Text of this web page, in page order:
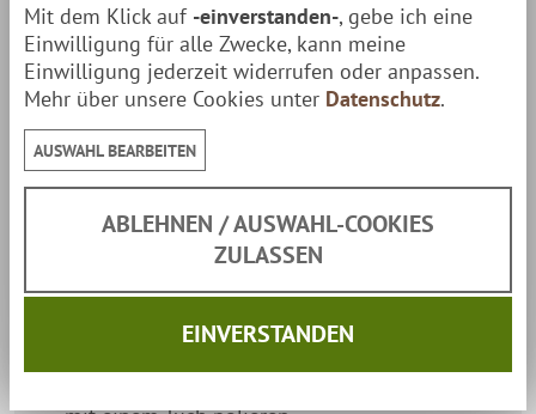
jahrhundertealtes nordisches Handwerk.
Das Teeröl im Wachs ist sicher & 100% frei von
schädlichen Mineralstoffen.
Das Leder mit einem feuchten Tuch oder einer
einem Tuch auftragen.
Mit dem Klick auf -einverstanden-, gebe ich eine
Einwilligung für alle Zwecke, kann meine
Einwilligung jederzeit widerrufen oder anpassen.
Mehr über unsere Cookies unter Datenschutz.
AUSWAHL BEARBEITEN
ABLEHNEN / AUSWAHL-COOKIES
ZULASSEN
EINVERSTANDEN